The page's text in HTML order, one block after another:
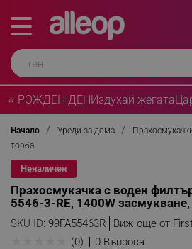
⭐ РОЖДЕН ДЕНИздухай жегата
Начало Уреди за дома
торба
Неналичен
Прахосмукачка с воден
5546-3-RE, 1400W
SKU ID: 99FA55463R Виж още от
(0) 0 Въпроса